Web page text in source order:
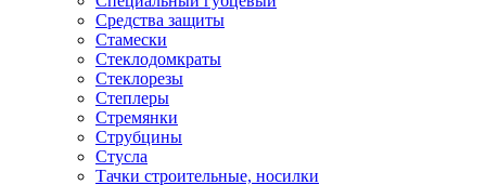
Средства защиты
Стамески
Стеклодомкраты
Стеклорезы
Степлеры
Стремянки
Струбцины
Стусла
Тачки строительные, носилки